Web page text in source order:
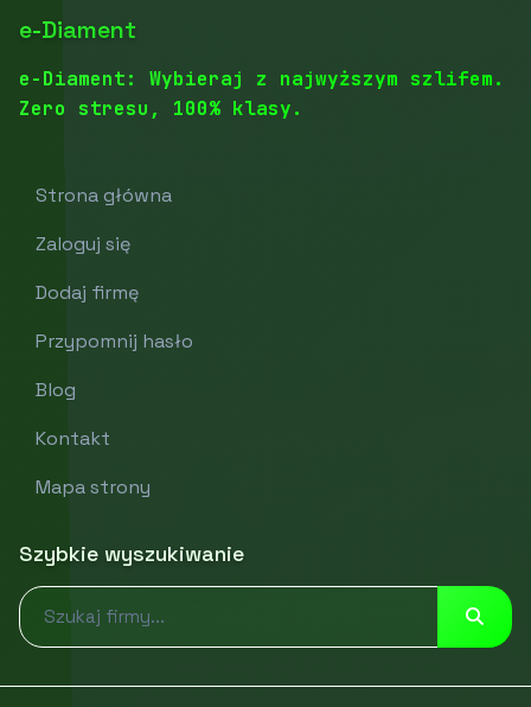
e-Diament
e-Diament: Wybieraj z najwyższym szlifem.
Zero stresu, 100% klasy.
Strona główna
Zaloguj się
Dodaj firmę
Przypomnij hasło
Blog
Kontakt
Mapa strony
Szybkie wyszukiwanie